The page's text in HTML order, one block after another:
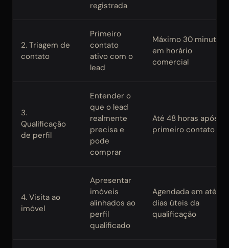
registrada
2. Triagem de
contato
Primeiro
contato
ativo com o
lead
Máximo 30 minutos
em horário
comercial
3.
Qualificação
de perfil
Entender o
que o lead
realmente
precisa e
pode
comprar
Até 48 horas após o
primeiro contato
4. Visita ao
imóvel
Apresentar
imóveis
alinhados ao
perfil
qualificado
Agendada em até 5
dias úteis da
qualificação